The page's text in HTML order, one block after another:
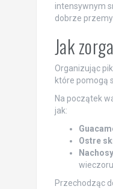
intensywnym
dobrze
Jak
Organizując
które pomogą
Na początek
jak:
Ostre
Przechodząc